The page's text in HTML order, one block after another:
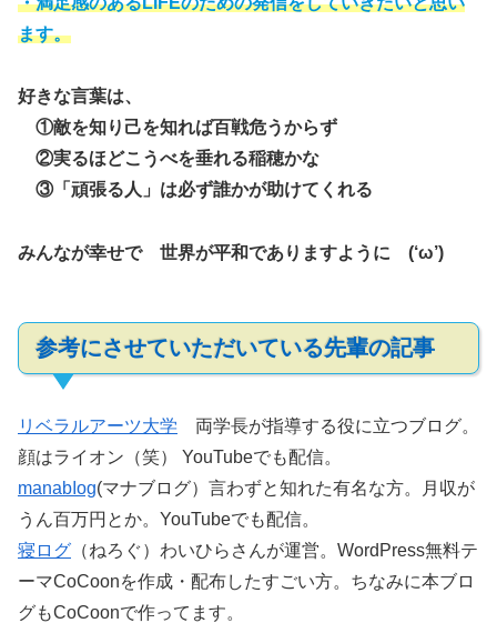
ます。
好きな言葉は、
①敵を知り己を知れば百戦危うからず
②実るほどこうべを垂れる稲穂かな
③「頑張る人」は必ず誰かが助けてくれる
みんなが幸せで 世界が平和でありますように (‘ω’)
参考にさせていただいている先輩の記事
リベラルアーツ大学 両学長が指導する役に立つブログ。
顔はライオン（笑） YouTubeでも配信。
manabⅼog(マナブログ）言わずと知れた有名な方。月収が
うん百万円とか。YouTubeでも配信。
寝ログ （ねろぐ）わいひらさんが運営。WordPress無料テ
ーマCoCoonを作成・配布したすごい方。ちなみに本ブロ
グもCoCoonで作ってます。